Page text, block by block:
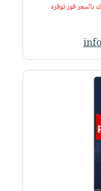
بالسعر فور توفره